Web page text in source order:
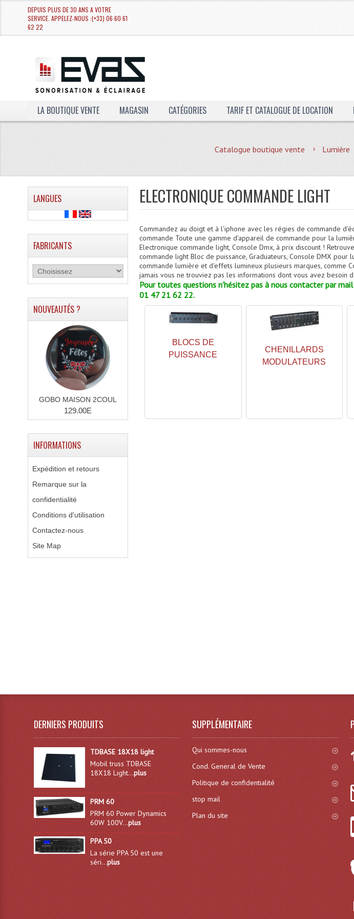
DEPUIS PLUS DE 30 ANS A VOTRE
SERVICE. APPELEZ-NOUS :(+33) 06 60 61
62 22
LA BOUTIQUE VENTE MAGASIN CATÉGORIES TARIF ET CATALOGUE DE LOCATION
Catalogue boutique vente Lumière
ELECTRONIQUE COMMANDE LIGHT
Commandez au doigt et à l'iphone avec les régies de commande
commande Toute une gamme d'appareil de commande pour la
Electronique commande light, Console Dmx, à prix discount !
commande light Bloc de puissance, Graduateurs, Console DMX
commande lumière et d'effets lumineux plusieurs marques, comme
jamais vous ne trouviez pas les informations dont vous avez besoin
Pour toutes questions n'hésitez pas à nous contacter par
01 47 21 62 22.
BLOCS DE
PUISSANCE
CHENILLARDS
MODULATEURS
LANGUES
FABRICANTS
NOUVEAUTÉS ?
GOBO MAISON 2COUL
129.00E
INFORMATIONS
Expédition et retours
Remarque sur la
confidentialité
Conditions d'utilisation
Contactez-nous
Site Map
DERNIERS PRODUITS
TDBASE 18X18 light
Mobil truss TDBASE
18X18 Light...plus
PRM 60
PRM 60 Power Dynamics
60W 100V...plus
PPA 50
La série PPA 50 est une
séri...plus
SUPPLÉMENTAIRE
Qui sommes-nous
Cond. General de Vente
Politique de confidentialité
stop mail
Plan du site